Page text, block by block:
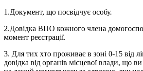
1.Документ, що посвідчує особу.
2.Довідка ВПО кожного члена
момент реєстрації.
3. Для тих хто проживає в зоні 0-15 від
довідка від органів місцевої влади, що